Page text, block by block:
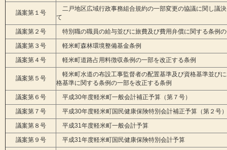
議案第１号
二戸地区広域行政事務組合規約の一部変更の協議に関し議
て
議案第２号
特別職の職員の給与並びに旅費及び費用弁償に関する条例
議案第３号
軽米町森林環境整備基金条例
議案第４号
軽米町道路占用料徴収条例の一部を改正する条例
議案第５号
軽米町水道の布設工事監督者の配置基準及び資格基準並び
格基準に関する条例の一部を改正する条例
議案第６号
平成30年度軽米町一般会計補正予算（第７号）
議案第７号
平成30年度軽米町国民健康保険特別会計補正予算（第２号）
議案第８号
平成31年度軽米町一般会計予算
議案第９号
平成31年度軽米町国民健康保険特別会計予算